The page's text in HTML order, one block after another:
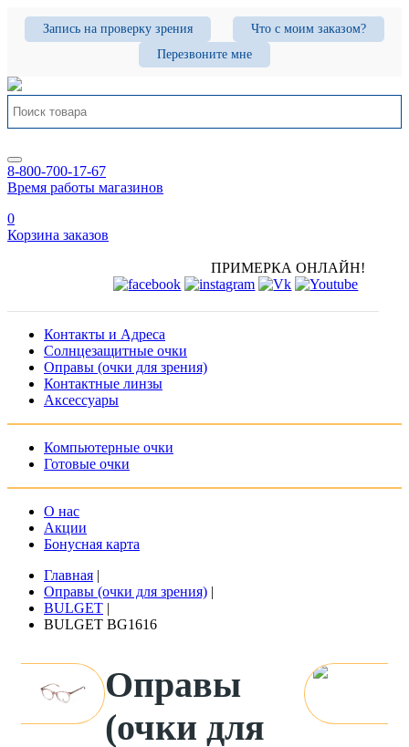
Запись на проверку зрения
Что с моим заказом?
Перезвоните мне
8-800-700-17-67
Время работы магазинов
0
Корзина заказов
ПРИМЕРКА ОНЛАЙН!
Контакты и Адреса
Солнцезащитные очки
Оправы (очки для зрения)
Контактные линзы
Аксессуары
Компьютерные очки
Готовые очки
О нас
Акции
Бонусная карта
Главная |
Оправы (очки для зрения) |
BULGET |
BULGET BG1616
Оправы
(очки для